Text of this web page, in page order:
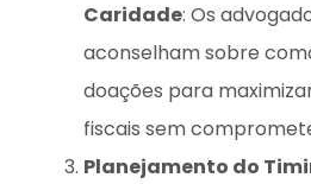
Caridade: Os
aconselham sobre
doações para
fiscais sem
Planejamento do